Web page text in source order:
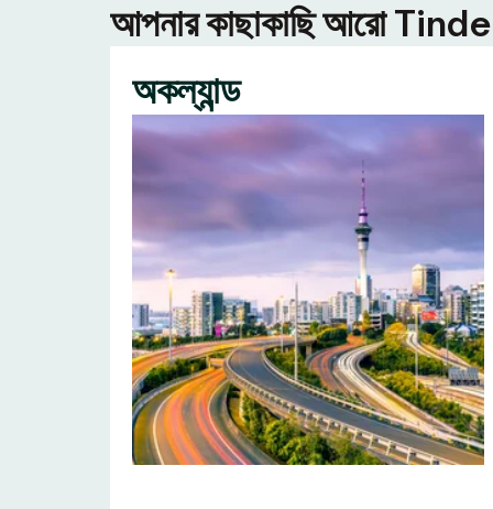
আপনার কাছাকাছি আরো
অকল্যান্ড